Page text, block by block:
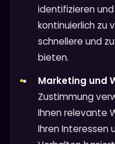
identifizieren
kontinuierlich zu
schnellere und
bieten.
Marketing und
Zustimmung
Ihnen relevante
Ihren Interessen